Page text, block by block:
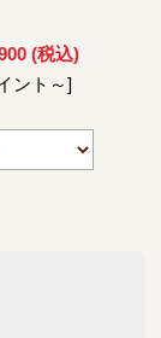
(税込)
ント～]